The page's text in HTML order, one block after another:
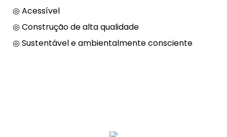
◎ Acessível
◎ Construção de alta qualidade
◎ Sustentável e ambientalmente consciente